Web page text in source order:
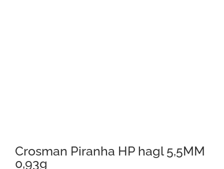
Crosman Piranha HP hagl 5,5MM
0,93g